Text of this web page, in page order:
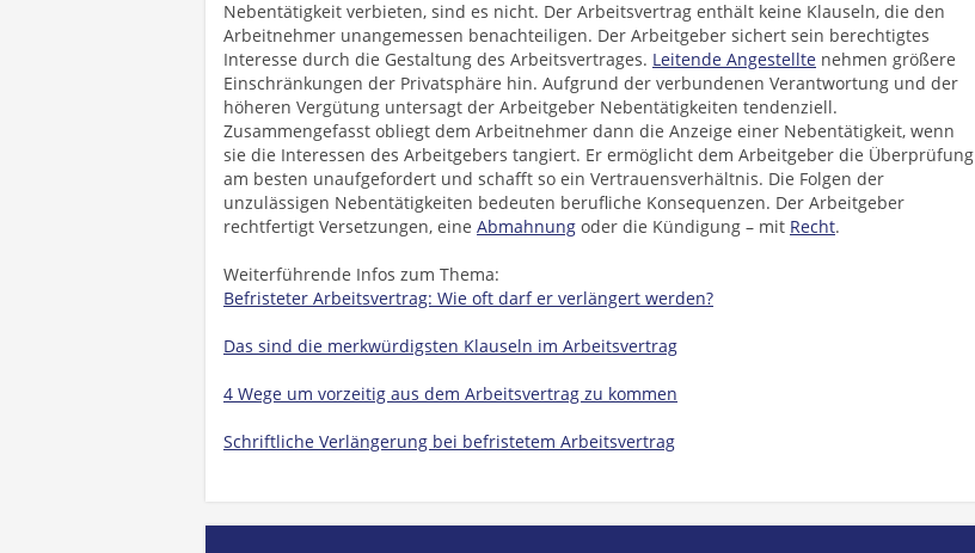
Nebentätigkeit verbieten, sind es nicht. Der Arbeitsvertrag enthält keine Klauseln, die den
Arbeitnehmer unangemessen benachteiligen. Der Arbeitgeber sichert sein berechtigtes
Interesse durch die Gestaltung des Arbeitsvertrages. Leitende Angestellte nehmen größere
Einschränkungen der Privatsphäre hin. Aufgrund der verbundenen Verantwortung und der
höheren Vergütung untersagt der Arbeitgeber Nebentätigkeiten tendenziell.
Zusammengefasst obliegt dem Arbeitnehmer dann die Anzeige einer Nebentätigkeit, wenn
sie die Interessen des Arbeitgebers tangiert. Er ermöglicht dem Arbeitgeber die Überprüfung
am besten unaufgefordert und schafft so ein Vertrauensverhältnis. Die Folgen der
unzulässigen Nebentätigkeiten bedeuten berufliche Konsequenzen. Der Arbeitgeber
rechtfertigt Versetzungen, eine Abmahnung oder die Kündigung – mit Recht.
Weiterführende Infos zum Thema:
Befristeter Arbeitsvertrag: Wie oft darf er verlängert werden?
Das sind die merkwürdigsten Klauseln im Arbeitsvertrag
4 Wege um vorzeitig aus dem Arbeitsvertrag zu kommen
Schriftliche Verlängerung bei befristetem Arbeitsvertrag